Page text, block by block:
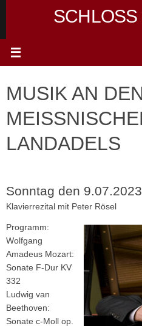
SCHLOSS
MUSIK AN
MEISSNISCHEN
ANDADELS
Sonntag den
Klavierrezital mit Peter Rösel
Programm:
Wolfgang
Amadeus Mozart:
Sonate F-Dur KV
332
Ludwig van
Beethoven:
Sonate c-Moll op.